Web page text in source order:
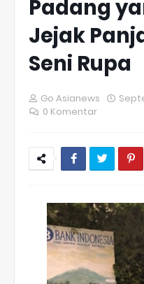
Padang
Jejak
Seni Rupa
Go Asianews
0 Komentar